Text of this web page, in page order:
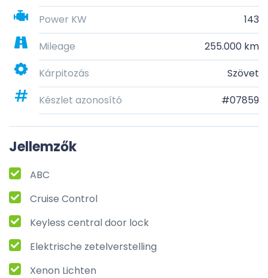
Power KW
143
Mileage
255.000 km
Kárpitozás
Szövet
Készlet azonosító
#07859
Jellemzők
ABC
Cruise Control
Keyless central door lock
Elektrische zetelverstelling
Xenon Lichten